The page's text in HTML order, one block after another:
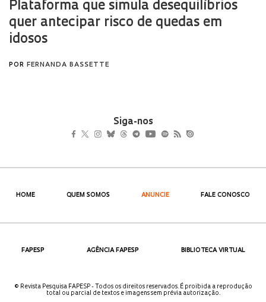
Siga-nos
HOME QUEM SOMOS ANUNCIE FALE CONOSCO
FAPESP AGÊNCIA FAPESP BIBLIOTECA VIRTUAL
© Revista Pesquisa FAPESP - Todos os direitos reservados. É proibida a reprodução
total ou parcial de textos e imagens sem prévia autorização.